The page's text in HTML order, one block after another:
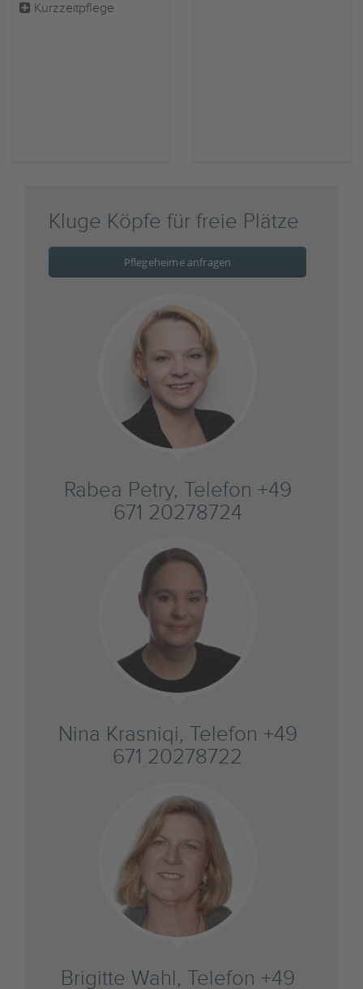
Kurzzeitpflege
Kluge Köpfe für freie Plätze
Pflegeheime anfragen
Rabea Petry, Telefon +49
671 20278724
Nina Krasniqi, Telefon +49
671 20278722
Brigitte Wahl, Telefon +49